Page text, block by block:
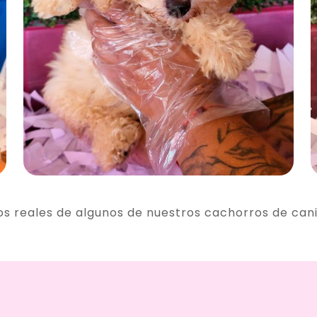
reales de algunos de nuestros cachorros de